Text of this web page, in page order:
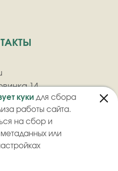
куки для сбора
работы сайта.
на сбор и
или
14
продажа швейной фурнитуры